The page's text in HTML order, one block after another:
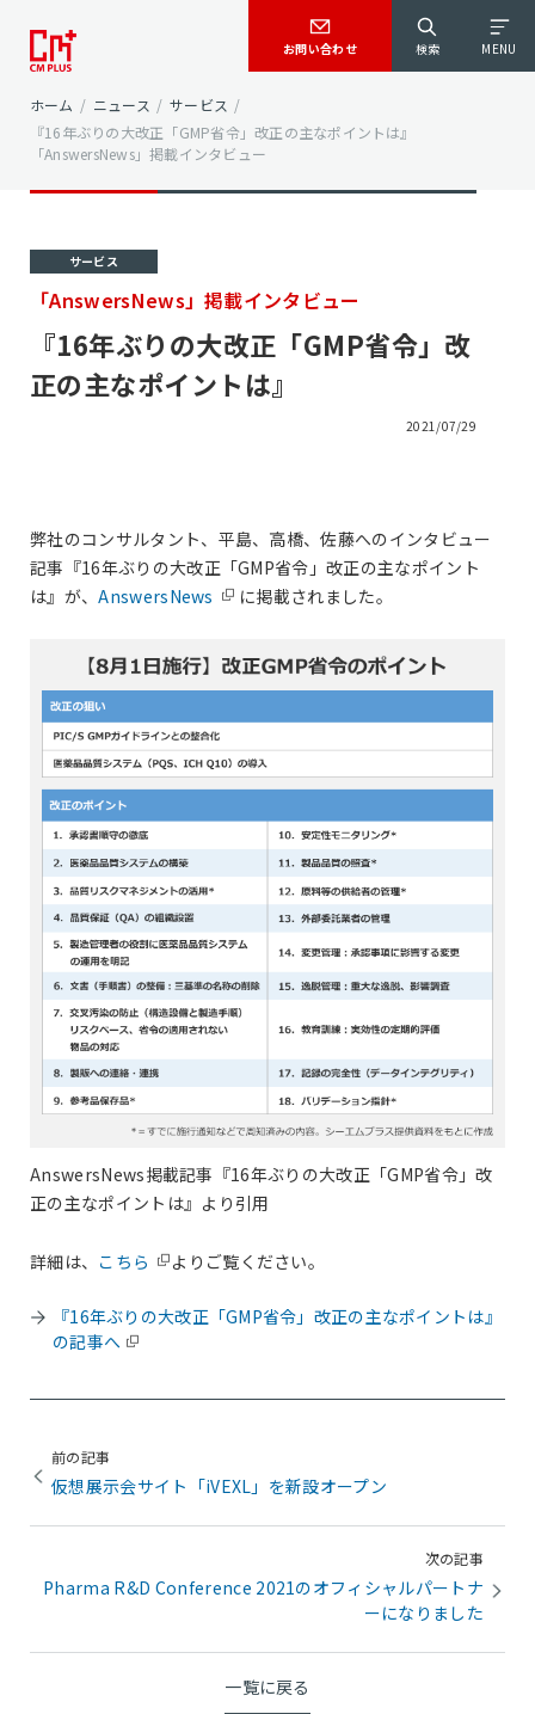
検索 MENU
お問い合わせ
ホーム / ニュース / サービス /
『16年ぶりの大改正「GMP省令」改正の主なポイントは』
「AnswersNews」掲載インタビュー
サービス
「AnswersNews」掲載インタビュー
『16年ぶりの大改正「GMP省令」改
正の主なポイントは』
2021/07/29
弊社のコンサルタント、平島、高橋、佐藤へのインタビュー
記事『16年ぶりの大改正「GMP省令」改正の主なポイント
は』が、AnswersNews に掲載されました。
AnswersNews掲載記事『16年ぶりの大改正「GMP省令」改
正の主なポイントは』より引用
詳細は、 こちら よりご覧ください。
『16年ぶりの大改正「GMP省令」改正の主なポイントは』
の記事へ
前の記事
仮想展示会サイト「iVEXL」を新設オープン
一覧に戻る
次の記事
Pharma R&D Conference 2021のオフィシャルパートナ
ーになりました